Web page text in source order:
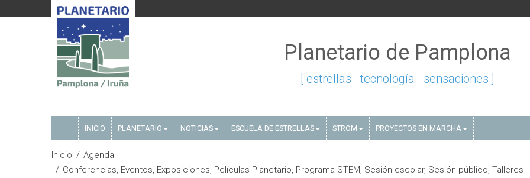
Planetario de Pamplona
[ estrellas · tecnología · sensaciones ]
INICIO PLANETARIO NOTICIAS ESCUELA DE ESTRELLAS STROM PROYECTOS EN MARCHA
Inicio
Agenda
Conferencias, Eventos, Exposiciones, Películas Planetario, Programa STEM, Sesión escolar, Sesión público, Talleres